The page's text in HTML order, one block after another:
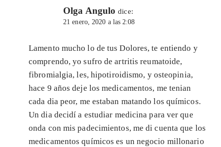
Olga Angulo dice:
21 enero, 2020 a las 2:08
Lamento mucho lo de tus Dolores, te entiendo y
comprendo, yo sufro de artritis reumatoide,
fibromialgia, les, hipotiroidismo, y osteopinia,
hace 9 años deje los medicamentos, me tenian
cada dia peor, me estaban matando los químicos.
Un dia decidí a estudiar medicina para ver que
onda con mis padecimientos, me di cuenta que los
medicamentos químicos es un negocio millonario